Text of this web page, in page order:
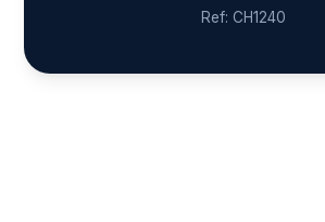
Ref: CH1240